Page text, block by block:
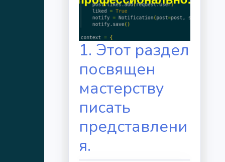
1. Этот раздел
посвящен
мастерству
писать
представлени
я.